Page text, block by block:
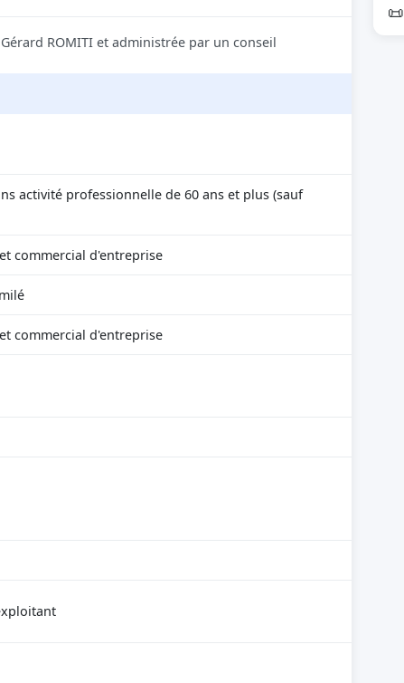
ROMITI et administrée par un conseil
activité professionnelle de 60 ans et plus (sauf
commercial d'entreprise
commercial d'entreprise
📜